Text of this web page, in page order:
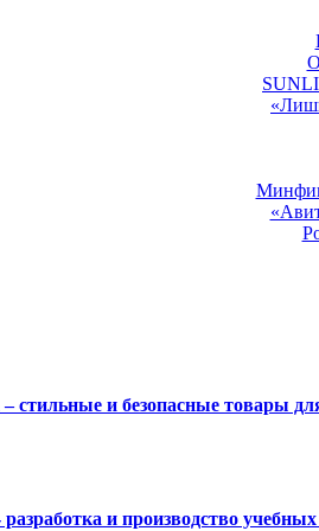
– стильные и безопасные товары
разработка и производство